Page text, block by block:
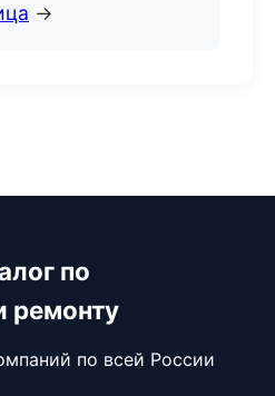
→
по
ремонту
по всей России